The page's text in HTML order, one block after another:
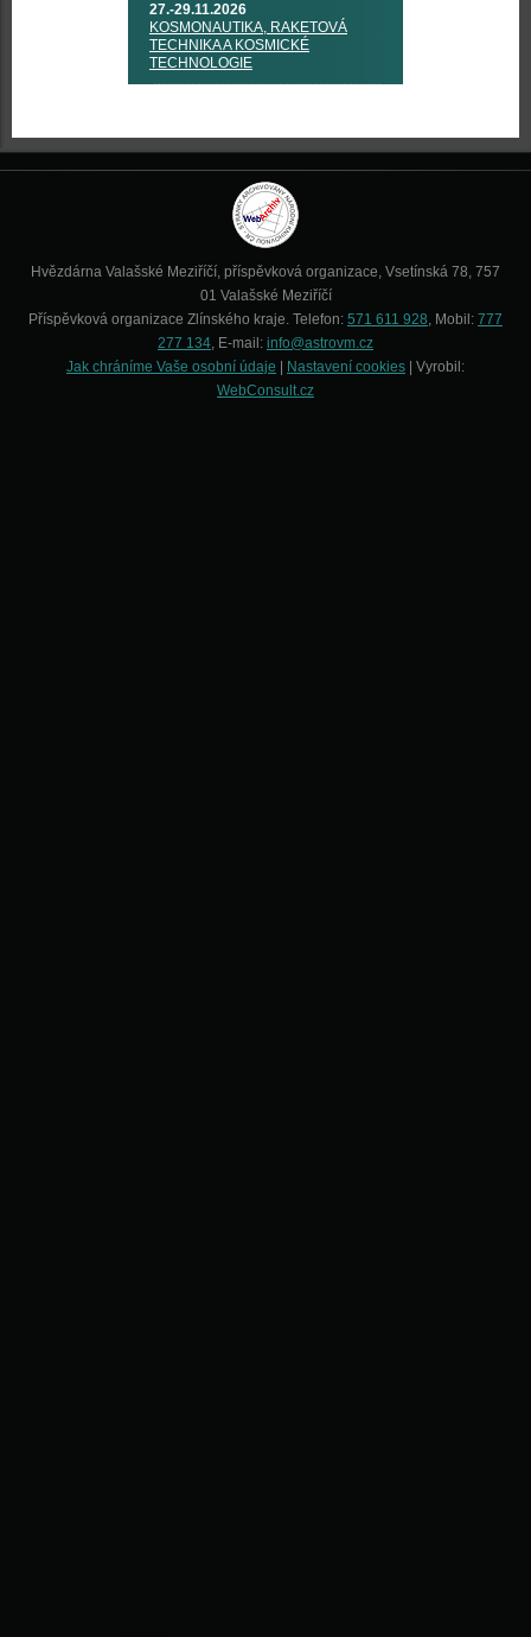
27.-29.11.2026
KOSMONAUTIKA, RAKETOVÁ
TECHNIKA A KOSMICKÉ
TECHNOLOGIE
Hvězdárna Valašské Meziříčí, příspěvková organizace, Vsetínská 78, 757
01 Valašské Meziříčí
Příspěvková organizace Zlínského kraje. Telefon: 571 611 928, Mobil: 777
277 134, E-mail: info@astrovm.cz
Jak chráníme Vaše osobní údaje
Nastavení cookies | Vyrobil:
WebConsult.cz